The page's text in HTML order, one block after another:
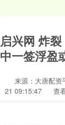
启兴网 炸裂
中一签浮盈
来源：大唐配资
21 09:15:47
查